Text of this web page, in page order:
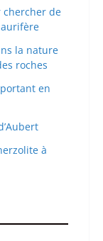
chercher de
la nature
roches
en
à